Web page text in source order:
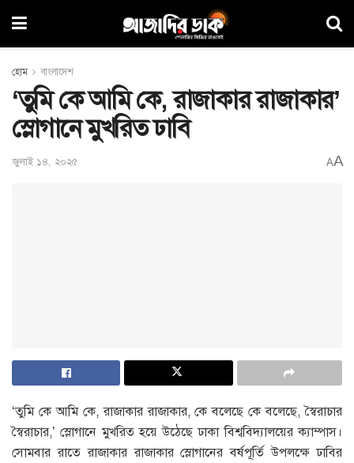
হোম বাংলাদেশ
‘তুমি কে আমি কে, রাজাকার রাজাকার’
স্লোগানে মুখরিত ঢাবি
জুলাই ১৪, ২০২৫ AA
‘তুমি কে আমি কে, রাজাকার রাজাকার, কে বলেছে কে বলেছে, স্বৈরাচার
স্বৈরাচার,’ স্লোগানে মুখরিত হয়ে উঠেছে ঢাকা বিশ্ববিদ্যালয়ের ক্যাম্পাস।
সোমবার রাতে রাজাকার রাজাকার স্লোগানের বর্ষপূর্তি উপলক্ষে ঢাবির